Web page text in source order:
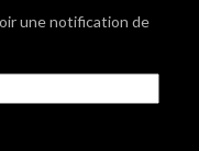
une notification de